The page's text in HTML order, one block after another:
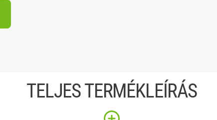
TELJES TERMÉKLEÍRÁS